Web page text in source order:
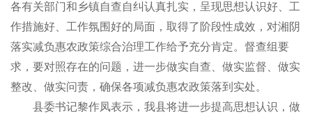
各有关部门和乡镇自查自纠认真扎实，呈现思想认识好、工
作措施好、工作氛围好的局面，取得了阶段性成效，对湘阴
落实减负惠农政策综合治理工作给予充分肯定。督查组要
求，要对照存在的问题，进一步做实自查、做实监督、做实
整改、做实问责，确保各项减负惠农政策落到实处。
县委书记黎作凤表示，我县将进一步提高思想认识，做